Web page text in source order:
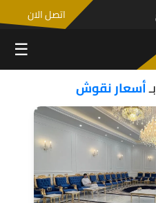
اتصل الان
☰
أسعار نقوش